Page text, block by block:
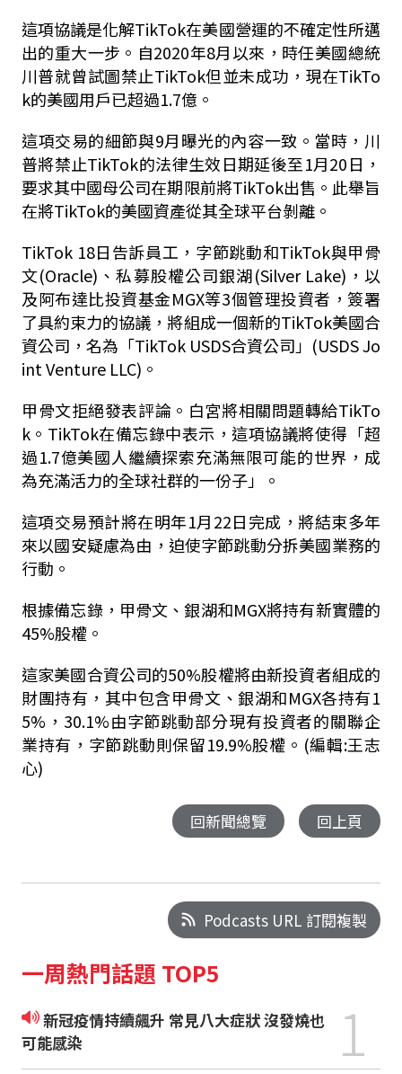
這項協議是化解TikTok在美國營運的不確定性所邁
出的重大一步。自2020年8月以來，時任美國總統
川普就曾試圖禁止TikTok但並未成功，現在TikTo
k的美國用戶已超過1.7億。
這項交易的細節與9月曝光的內容一致。當時，川
普將禁止TikTok的法律生效日期延後至1月20日，
要求其中國母公司在期限前將TikTok出售。此舉旨
在將TikTok的美國資產從其全球平台剝離。
TikTok 18日告訴員工，字節跳動和TikTok與甲骨
文(Oracle)、私募股權公司銀湖(Silver Lake)，以
及阿布達比投資基金MGX等3個管理投資者，簽署
了具約束力的協議，將組成一個新的TikTok美國合
資公司，名為「TikTok USDS合資公司」(USDS Jo
int Venture LLC)。
甲骨文拒絕發表評論。白宮將相關問題轉給TikTo
k。TikTok在備忘錄中表示，這項協議將使得「超
過1.7億美國人繼續探索充滿無限可能的世界，成
為充滿活力的全球社群的一份子」。
這項交易預計將在明年1月22日完成，將結束多年
來以國安疑慮為由，迫使字節跳動分拆美國業務的
行動。
根據備忘錄，甲骨文、銀湖和MGX將持有新實體的
45%股權。
這家美國合資公司的50%股權將由新投資者組成的
財團持有，其中包含甲骨文、銀湖和MGX各持有1
5%，30.1%由字節跳動部分現有投資者的關聯企
業持有， 字節跳動則保留19.9%股權。(編輯:王志
心)
回新聞總覽 回上頁
Podcasts URL 訂閱複製
一周熱門話題 TOP5
新冠疫情持續飆升 常見八大症狀 沒發燒也
可能感染
1